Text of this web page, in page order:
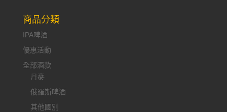
商品分類
IPA啤酒
優惠活動
全部酒款
丹麥
俄羅斯啤酒
其他國別